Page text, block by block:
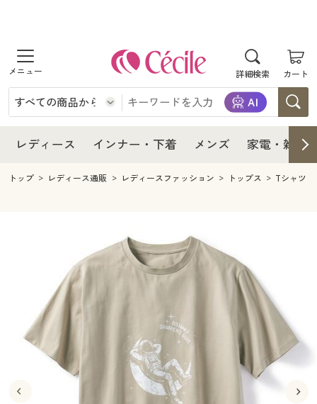
詳細検索 カート
商品を探す
レディース
レディースファッション
インナー・下着
インナー・下着通販すべて
ジュニア・ティーンズ下着
メンズ
メンズファッション
メンズ下着
家電・雑貨すべて
キッチン・雑貨・日用品
寝具・インテリア・家具
寝具・インテリア・家具通販すべて
家具・収納
寝具・ベッド
美容・健康
美容・健康通販すべて
美容・健康・サプリメント
制服・スクール
制服・スクールすべて
大きいサイズ
レディース インナー・下着 メンズ 家電・雑貨
レディース
レディース通販すべて
レディースファッション
インナー・下着
インナー・下着通販すべて
ジュニア・ティーンズ下着
メンズ
キッチン・雑貨・日用品
寝具・インテリア・家具通販すべて
家具・収納
寝具・ベッド
カーテン・ラグ・ファブリック
美容・健康通販すべて
美容・健康・サプリメント
制服・スクール
制服・スクールすべて
制服・学生服
大きいサイズ
大きいサイズ通販すべて
バーゲン
トップ レディース通販 レディースファッション トップス Tシャツ